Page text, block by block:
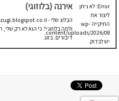
Error: לא ניתן
ליצור את
התיקייה wp-
content/uploads/2026/08.
יש לבדוק
שתיקיית האב
אירנה (בלוזוגי)
הבלוג שלי - http://blozugi.blogspot.co.il .
ולמה בלוזוגי? כי הוא לא רק
דיבורים. בזוג.